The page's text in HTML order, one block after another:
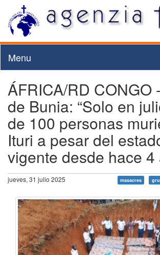
Menu
ÁFRICA/RD CONGO
de Bunia: “Solo en
de 100 personas
Ituri a pesar del
vigente desde hace 4
jueves, 31 julio 2025 masacres